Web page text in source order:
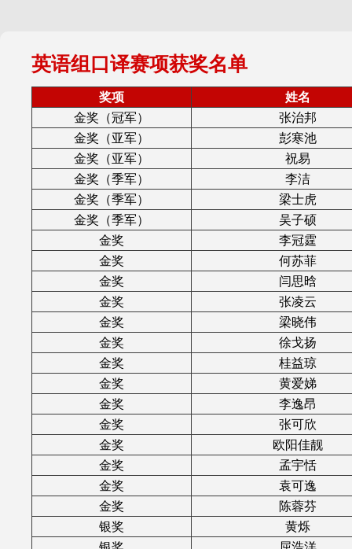
英语组口译赛项获奖名单
奖项
姓名
金奖（冠军）
张治邦
金奖（亚军）
彭寒池
金奖（亚军）
祝易
金奖（季军）
李洁
金奖（季军）
梁士虎
金奖（季军）
吴子硕
金奖
李冠霆
金奖
何苏菲
金奖
闫思晗
金奖
张凌云
金奖
梁晓伟
金奖
徐戈扬
金奖
桂益琼
金奖
黄爱娣
金奖
李逸昂
金奖
张可欣
金奖
欧阳佳靓
金奖
孟宇恬
金奖
袁可逸
金奖
陈蓉芬
银奖
黄烁